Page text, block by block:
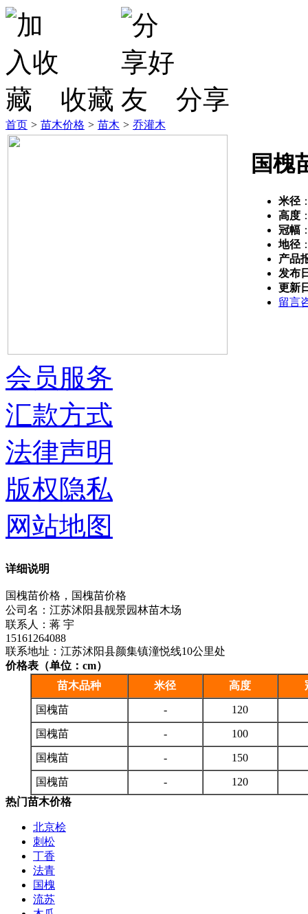
收藏 分享
首页 > 苗木价格 > 苗木 > 乔灌木
国槐
米径
高度
冠幅
地径
产品
发布
更新
留言
详细说明
国槐苗价格，国槐苗价格
公司名：江苏沭阳县靓景园林苗木场
联系人：蒋 宇
15161264088
联系地址：江苏沭阳县颜集镇潼悦线10公里处
价格表（单位：cm）
苗木品种
米径 高度
国槐苗 - 120
国槐苗 - 100
国槐苗 - 150
国槐苗 -
120
热门苗木价格
北京桧
刺松
丁香
法青
国槐
流苏
会员服务
汇款方式
法律声明
版权隐私
网站地图